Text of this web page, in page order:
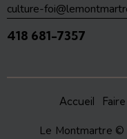
culture-
418 681-7357
Accueil
Le Montmartre ©